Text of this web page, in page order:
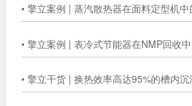
• 擎立案例 | 蒸汽散热器在面料定型机中
• 擎立案例 | 表冷式节能器在NMP回收